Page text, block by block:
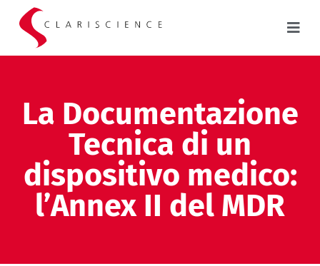
La Documentazione
Tecnica di un
dispositivo medico:
l’Annex II del MDR